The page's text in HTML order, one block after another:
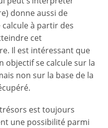
donne aussi de
calcule à partir des
cet
Il est intéressant que
objectif se calcule sur la
non sur la base de la
est toujours
une possibilité parmi